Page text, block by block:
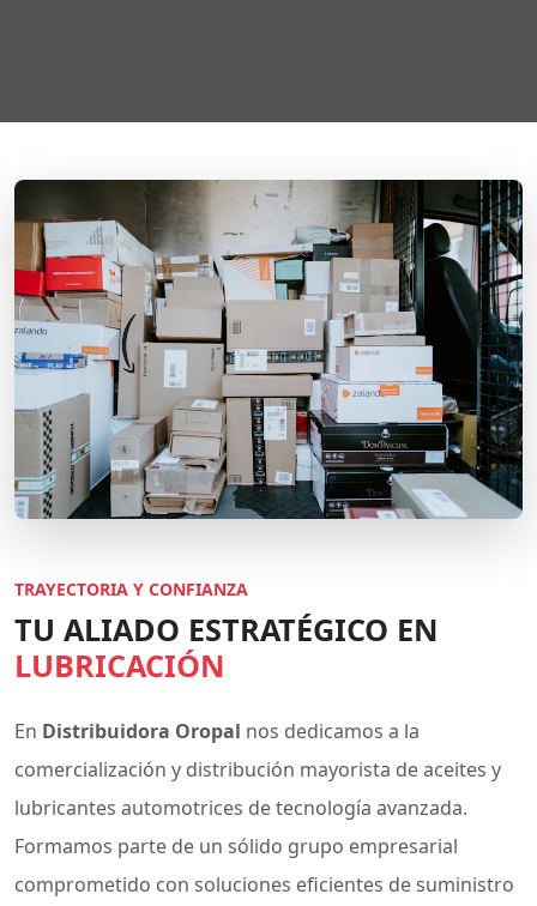
TRAYECTORIA Y CONFIANZA
TU ALIADO ESTRATÉGICO EN
LUBRICACIÓN
En Distribuidora Oropal nos dedicamos a la
comercialización y distribución mayorista de aceites y
lubricantes automotrices de tecnología avanzada.
Formamos parte de un sólido grupo empresarial
comprometido con soluciones eficientes de suministro